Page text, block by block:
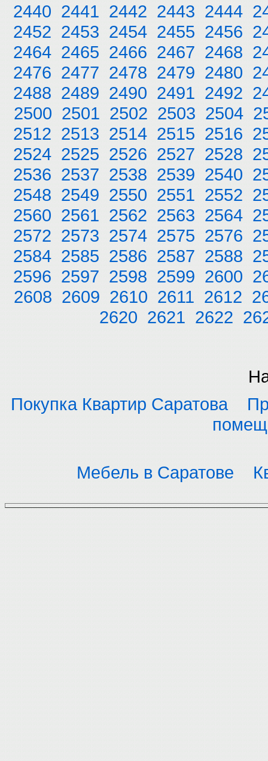
2440 2441 2442 2443 2444
2452 2453 2454 2455 2456
2464 2465 2466 2467 2468
2476 2477 2478 2479 2480
2488 2489 2490 2491 2492
2500 2501 2502 2503 2504
2512 2513 2514 2515 2516
2524 2525 2526 2527 2528
2536 2537 2538 2539 2540
2548 2549 2550 2551 2552
2560 2561 2562 2563 2564
2572 2573 2574 2575 2576
2584 2585 2586 2587 2588
2596 2597 2598 2599 2600
2608 2609 2610 2611 2612
2620 2621 2622
Покупка Квартир Саратова
Мебель в Саратове